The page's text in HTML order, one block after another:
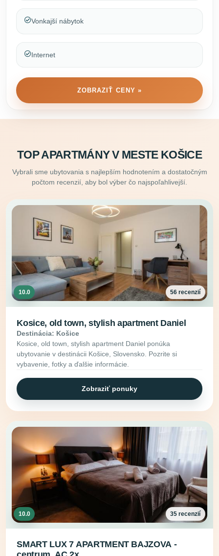
Vonkajší nábytok
Internet
ZOBRAZIŤ CENY »
TOP APARTMÁNY V MESTE KOŠICE
Vybrali sme ubytovania s najlepším hodnotením a dostatočným
počtom recenzií, aby bol výber čo najspoľahlivejší.
10.0 56 recenzií
Kosice, old town, stylish apartment Daniel
Destinácia: Košice
Kosice, old town, stylish apartment Daniel ponúka
ubytovanie v destinácii Košice, Slovensko. Pozrite si
vybavenie, fotky a ďalšie informácie.
Zobraziť ponuky
10.0 35 recenzií
SMART LUX 7 APARTMENT BAJZOVA -